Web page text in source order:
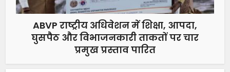
ABVP राष्ट्रीय अधिवेशन में शिक्षा, आपदा,
घुसपैठ और विभाजनकारी ताकतों पर चार
प्रमुख प्रस्ताव पारित